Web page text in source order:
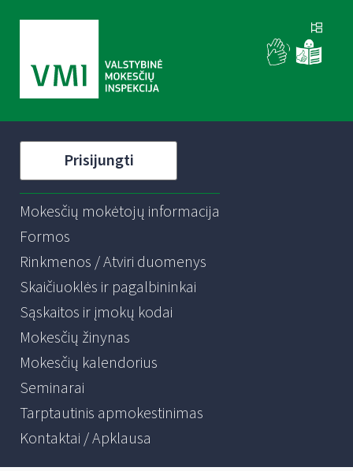
Prisijungti
Mokesčių mokėtojų informacija
Formos
Rinkmenos / Atviri duomenys
Skaičiuoklės ir pagalbininkai
Sąskaitos ir įmokų kodai
Mokesčių žinynas
Mokesčių kalendorius
Seminarai
Tarptautinis apmokestinimas
Kontaktai / Apklausa